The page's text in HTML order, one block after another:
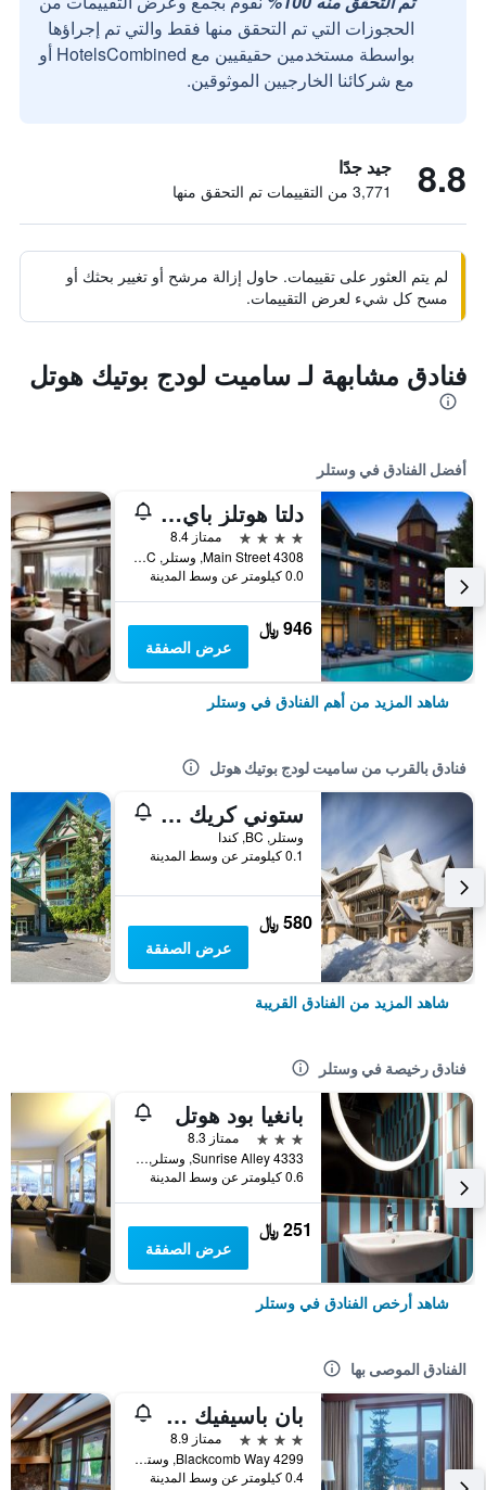
الحجوزات التي تم التحقق منها فقط والتي تم إجراؤها
بواسطة مستخدمين حقيقيين مع HotelsCombined أو
مع شركائنا الخارجيين الموثوقين.
8.8 جيد جدًا
3,771 من التقييمات تم التحقق منها
لم يتم العثور على تقييمات. حاول إزالة مرشح أو تغيير بحثك أو
مسح كل شيء لعرض التقييمات.
فنادق مشابهة لـ ساميت لودج بوتيك هوتل
أفضل الفنادق في وستلر
دلتا هوتلز باي ماريوت ويسلار فيليدج سويتس
4 نجوم
ممتاز 8.4
4308 Main Street, وستلر, BC, كندا
0.0 كيلومتر عن وسط المدينة
946 ﷼
عرض الصفقة
شاهد المزيد من أهم الفنادق في وستلر
فنادق بالقرب من ساميت لودج بوتيك هوتل
ستوني كريك لاجون - ويسلر بريمير
وستلر, BC, كندا
0.1 كيلومتر عن وسط المدينة
580 ﷼
عرض الصفقة
شاهد المزيد من الفنادق القريبة
فنادق رخيصة في وستلر
بانغيا بود هوتل
3 نجوم
ممتاز 8.3
4333 Sunrise Alley, وستلر, BC, كندا
0.6 كيلومتر عن وسط المدينة
251 ﷼
عرض الصفقة
شاهد أرخص الفنادق في وستلر
الفنادق الموصى بها
بان باسيفيك ويسلر فيلدج سنتر
4 نجوم
ممتاز 8.9
4299 Blackcomb Way, وستلر, BC, كندا
0.4 كيلومتر عن وسط المدينة